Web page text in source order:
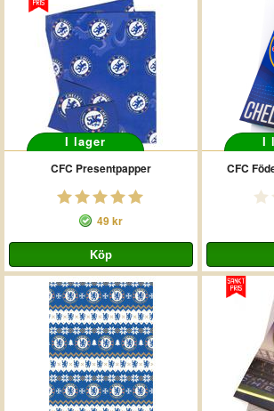
I lager
CFC Presentpapper
49 kr
I
CFC